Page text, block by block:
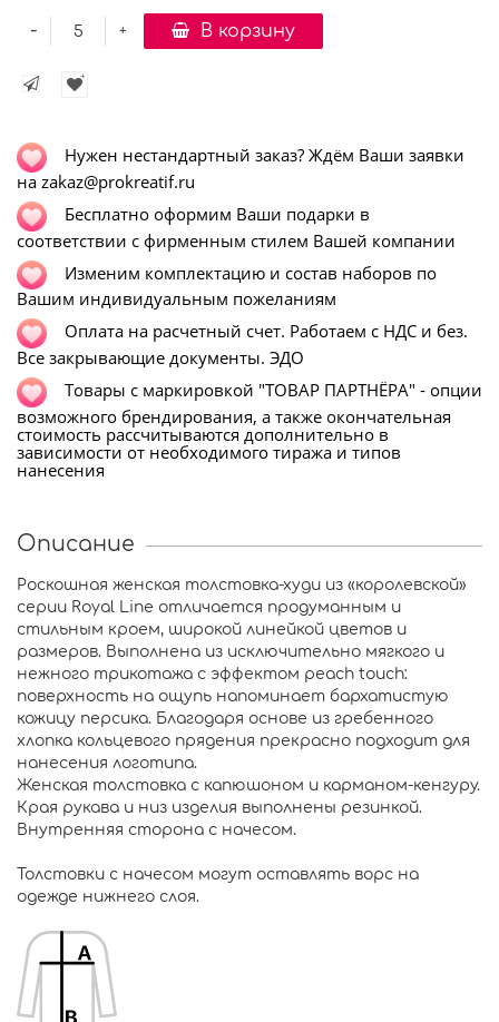
+
- В корзину
Нужен нестандартный заказ? Ждём Ваши заявки
на zakaz@prokreatif.ru
Бесплатно оформим Ваши подарки в
соответствии с фирменным стилем Вашей компании
Изменим комплектацию и состав наборов по
Вашим индивидуальным пожеланиям
Оплата на расчетный счет. Работаем с НДС и без.
Все закрывающие документы. ЭДО
Товары с маркировкой "ТОВАР ПАРТНЁРА" - опции
возможного брендирования, а также окончательная
стоимость рассчитываются дополнительно в
зависимости от необходимого тиража и типов
нанесения
Описание
Роскошная женская толстовка-худи из «королевской»
серии Royal Line отличается продуманным и
стильным кроем, широкой линейкой цветов и
размеров. Выполнена из исключительно мягкого и
нежного трикотажа с эффектом peach touch:
поверхность на ощупь напоминает бархатистую
кожицу персика. Благодаря основе из гребенного
хлопка кольцевого прядения прекрасно подходит для
нанесения логотипа.
Женская толстовка с капюшоном и карманом-кенгуру.
Края рукава и низ изделия выполнены резинкой.
Внутренняя сторона с начесом.
Толстовки с начесом могут оставлять ворс на
одежде нижнего слоя.